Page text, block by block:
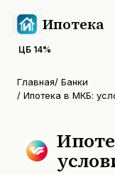
Ипотека
ЦБ 14%
Главная/ Банки
/ Ипотека в МКБ: